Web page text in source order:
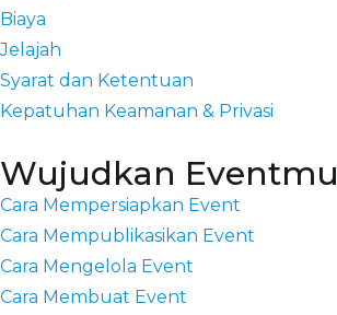
Biaya
Jelajah
Syarat dan Ketentuan
Kepatuhan Keamanan & Privasi
Wujudkan Eventmu
Cara Mempersiapkan Event
Cara Mempublikasikan Event
Cara Mengelola Event
Cara Membuat Event